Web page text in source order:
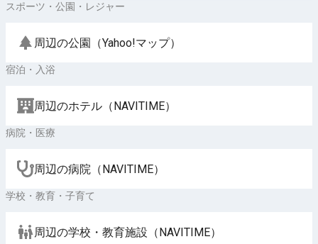
スポーツ・公園・レジャー
周辺の公園（Yahoo!マップ）
宿泊・入浴
周辺のホテル（NAVITIME）
病院・医療
周辺の病院（NAVITIME）
学校・教育・子育て
周辺の学校・教育施設（NAVITIME）